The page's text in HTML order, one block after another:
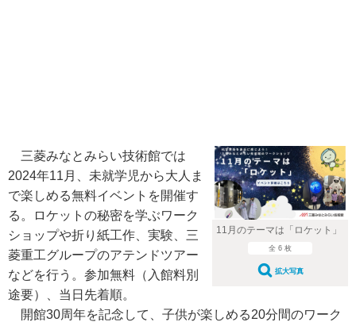
11月のテーマは「ロケット」
全 6 枚
拡大写真
三菱みなとみらい技術館では
2024年11月、未就学児から大人ま
で楽しめる無料イベントを開催す
る。ロケットの秘密を学ぶワーク
ショップや折り紙工作、実験、三
菱重工グループのアテンドツアー
などを行う。参加無料（入館料別
途要）、当日先着順。
開館30周年を記念して、子供が楽しめる20分間のワーク